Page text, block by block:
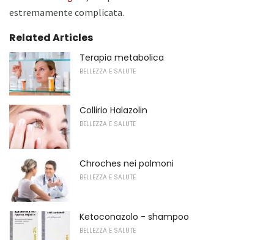
estremamente complicata.
Related Articles
Terapia metabolica
BELLEZZA E SALUTE
Collirio Halazolin
BELLEZZA E SALUTE
Chroches nei polmoni
BELLEZZA E SALUTE
Ketoconazolo - shampoo
BELLEZZA E SALUTE